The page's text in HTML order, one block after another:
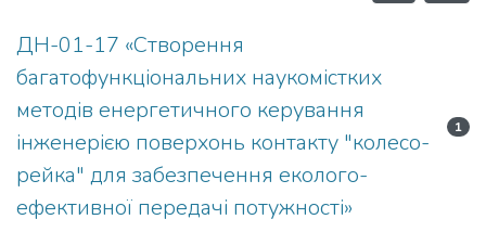
ДН-01-17 «Створення
багатофункціональних наукомістких
методів енергетичного керування
інженерією поверхонь контакту "колесо-
рейка" для забезпечення еколого-
ефективної передачі потужності»
1